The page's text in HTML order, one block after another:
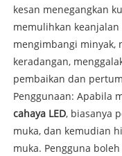
kesan menegangkan
memulihkan
mengimbangi minyak,
keradangan,
pembaikan dan
Penggunaan: Apabila
cahaya LED, biasanya
muka, dan kemudian
muka. Pengguna